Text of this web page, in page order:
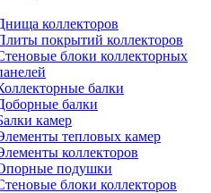
коллекторов
покрытий коллекторов
блоки коллекторных
балки
балки
камер
тепловых камер
коллекторов
подушки
блоки коллекторов